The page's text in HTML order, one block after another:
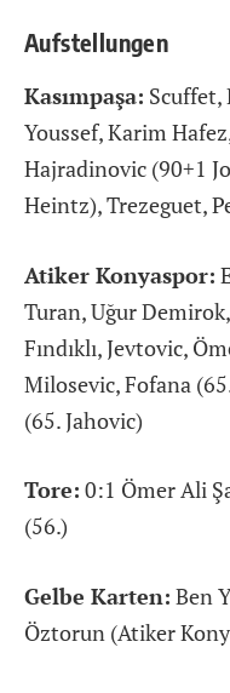
Aufstellungen
Kasımpaşa: Scuffet,
Youssef, Karim
Hajradinovic (90+1
Heintz), Trezeguet,
Atiker Konyaspor:
Turan, Uğur
Fındıklı, Jevtovic,
Milosevic, Fofana
(65. Jahovic)
Tore: 0:1 Ömer Ali
(56.)
Gelbe Karten: Ben
Öztorun (Atiker